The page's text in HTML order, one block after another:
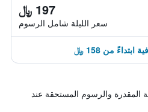
197 ﷼
سعر الليلة شامل الرسوم
المقدرة والرسوم المستحقة عند